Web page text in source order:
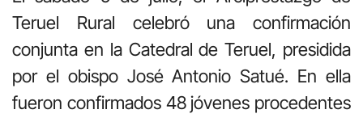
Teruel Rural celebró una confirmación
conjunta en la Catedral de Teruel, presidida
por el obispo José Antonio Satué. En ella
fueron confirmados 48 jóvenes procedentes